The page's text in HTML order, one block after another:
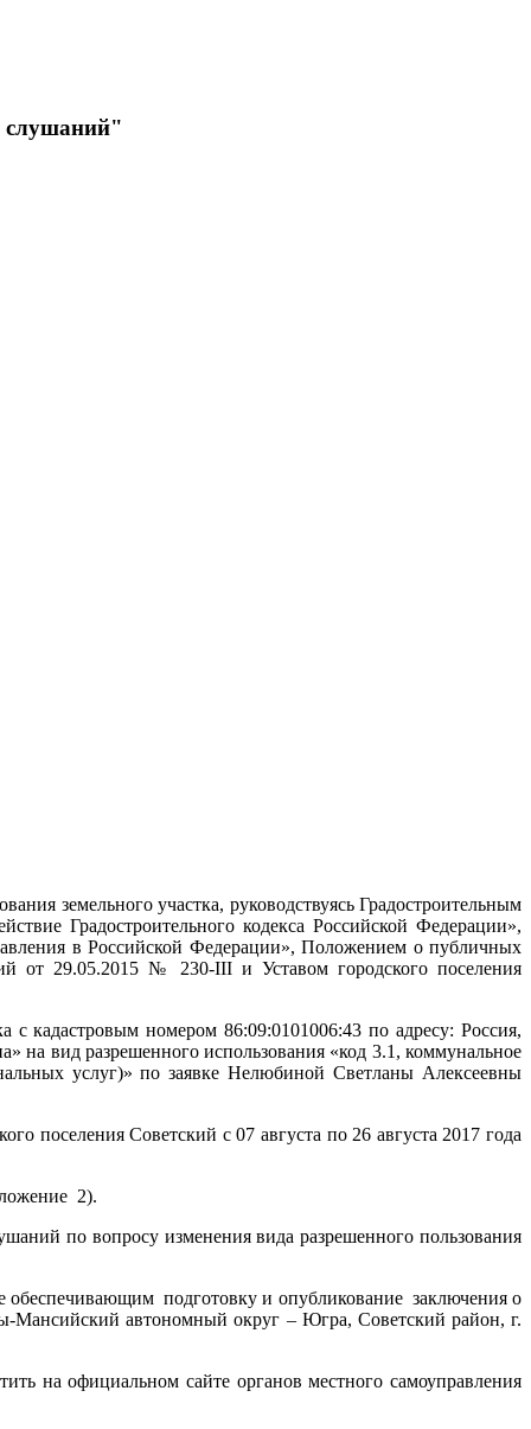
слушаний"
земельного участка, руководствуясь Градостроительным
Градостроительного кодекса Российской Федерации»,
в Российской Федерации», Положением о публичных
от 29.05.2015 № 230-III и Уставом городского поселения
кадастровым номером 86:09:0101006:43 по адресу: Россия,
вид разрешенного использования «код 3.1, коммунальное
услуг)» по заявке Нелюбиной Светланы Алексеевны
поселения Советский с 07 августа по 26 августа 2017 года
2).
по вопросу изменения вида разрешенного пользования
подготовку и опубликование заключения о
Мансийский автономный округ – Югра, Советский район, г.
на официальном сайте органов местного самоуправления